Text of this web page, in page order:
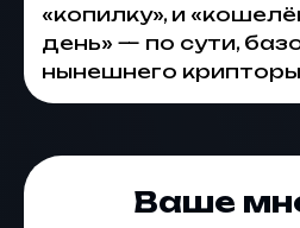
«копилку», и
день» — по сути,
нынешнего
Ваше